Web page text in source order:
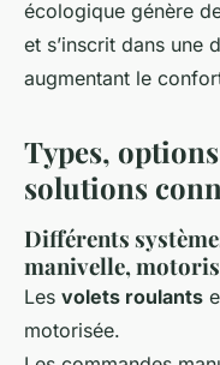
écologique génère
et s’inscrit dans une
augmentant le
Types,
solutions
Différents
manivelle,
Les volets roulants
motorisée.